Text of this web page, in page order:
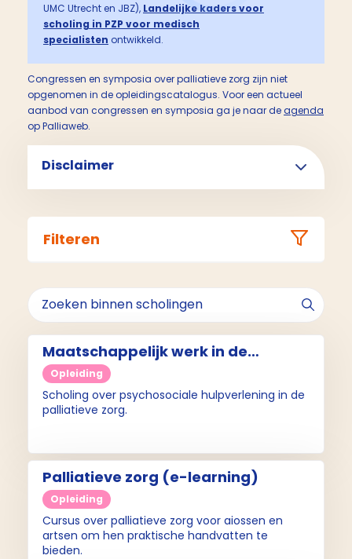
UMC Utrecht en JBZ), Landelijke kaders voor
scholing in PZP voor medisch
specialisten ontwikkeld.
Congressen en symposia over palliatieve zorg zijn niet
opgenomen in de opleidingscatalogus. Voor een actueel
aanbod van congressen en symposia ga je naar deagenda
op Palliaweb.
Disclaimer
Filteren
Maatschappelijk werk in de
palliatieve zorg
Opleiding
Scholing over psychosociale hulpverlening in de
palliatieve zorg.
Palliatieve zorg (e-learning)
Opleiding
Cursus over palliatieve zorg voor aiossen en
artsen om hen praktische handvatten te
bieden.